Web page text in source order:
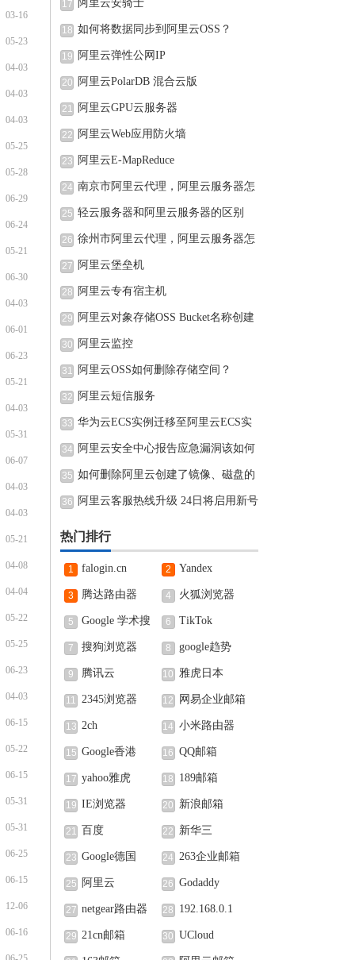
03-16
05-23
04-03
04-03
04-03
05-25
05-28
06-29
06-24
05-21
06-30
04-03
06-01
06-23
05-21
04-03
05-31
06-07
04-03
04-03
05-21
04-08
04-04
05-22
05-25
06-23
04-03
06-15
05-22
06-15
05-31
05-31
06-25
06-15
12-06
06-16
17 阿里云安骑士
18 如何将数据同步到阿里云OSS？
19 阿里云弹性公网IP
20 阿里云PolarDB 混合云版
21 阿里云GPU云服务器
22 阿里云Web应用防火墙
23 阿里云E-MapReduce
24 南京市阿里云代理，阿里云服务器怎
25 轻云服务器和阿里云服务器的区别
26 徐州市阿里云代理，阿里云服务器怎
27 阿里云堡垒机
28 阿里云专有宿主机
29
阿里云对象存储OSS Bucket名称创建
完可
30 阿里云监控
31 阿里云OSS如何删除存储空间？
32 阿里云短信服务
33 华为云ECS实例迁移至阿里云ECS实
例的
34 阿里云安全中心报告应急漏洞该如何
35 如何删除阿里云创建了镜像、磁盘的
36 阿里云客服热线升级 24日将启用新号
热门排行
1 falogin.cn 2 Yandex
3 腾达路由器 4 火狐浏览器
5
Google 学术搜
索
6 TikTok
7 搜狗浏览器 8 google趋势
9 腾讯云 10 雅虎日本
11 2345浏览器 12 网易企业邮箱
13 2ch 14 小米路由器
15 Google香港 16 QQ邮箱
17 yahoo雅虎 18 189邮箱
19 IE浏览器 20 新浪邮箱
21 百度 22 新华三
23 Google德国 24 263企业邮箱
25 阿里云 26 Godaddy
27 netgear路由器 28 192.168.0.1
29 21cn邮箱 30 UCloud